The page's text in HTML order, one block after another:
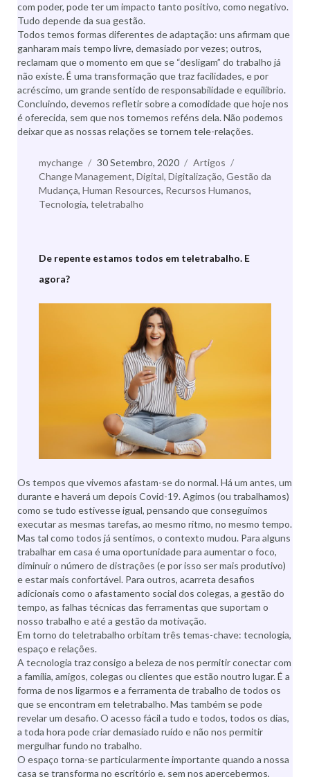
com poder, pode ter um impacto tanto positivo, como negativo.
Tudo depende da sua gestão.
Todos temos formas diferentes de adaptação: uns afirmam que
ganharam mais tempo livre, demasiado por vezes; outros,
reclamam que o momento em que se “desligam” do trabalho já
não existe. É uma transformação que traz facilidades, e por
acréscimo, um grande sentido de responsabilidade e equilíbrio.
Concluindo, devemos refletir sobre a comodidade que hoje nos
é oferecida, sem que nos tornemos reféns dela. Não podemos
deixar que as nossas relações se tornem tele-relações.
Autor
mychange
Publicado
a
30 Setembro, 2020 Categorias
Artigos
Change Management, Digital, Digitalização, Gestão da
Mudança, Human Resources, Recursos Humanos,
Tecnologia, teletrabalho
De repente estamos todos em teletrabalho. E
agora?
Os tempos que vivemos afastam-se do normal. Há um antes, um
durante e haverá um depois Covid-19. Agimos (ou trabalhamos)
como se tudo estivesse igual, pensando que conseguimos
executar as mesmas tarefas, ao mesmo ritmo, no mesmo tempo.
Mas tal como todos já sentimos, o contexto mudou. Para alguns
trabalhar em casa é uma oportunidade para aumentar o foco,
diminuir o número de distrações (e por isso ser mais produtivo)
e estar mais confortável. Para outros, acarreta desafios
adicionais como o afastamento social dos colegas, a gestão do
tempo, as falhas técnicas das ferramentas que suportam o
nosso trabalho e até a gestão da motivação.
Em torno do teletrabalho orbitam três temas-chave: tecnologia,
espaço e relações.
A tecnologia traz consigo a beleza de nos permitir conectar com
a família, amigos, colegas ou clientes que estão noutro lugar. É a
forma de nos ligarmos e a ferramenta de trabalho de todos os
que se encontram em teletrabalho. Mas também se pode
revelar um desafio. O acesso fácil a tudo e todos, todos os dias,
a toda hora pode criar demasiado ruído e não nos permitir
mergulhar fundo no trabalho.
O espaço torna-se particularmente importante quando a nossa
casa se transforma no escritório e, sem nos apercebermos,